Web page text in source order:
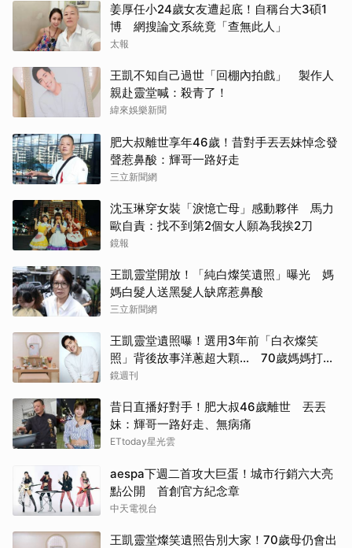
姜厚任小24歲女友遭起底！自稱台大3碩1
博 網搜論文系統竟「查無此人」
太報
王凱不知自己過世「回棚內拍戲」 製作人
親赴靈堂喊：殺青了！
緯來娛樂新聞
肥大叔離世享年46歲！昔對手丟丟妹悼念發
聲惹鼻酸：輝哥一路好走
三立新聞網
沈玉琳穿女裝「淚憶亡母」感動夥伴 馬力
歐自責：找不到第2個女人願為我挨2刀
鏡報
王凱靈堂開放！「純白燦笑遺照」曝光 媽
媽白髮人送黑髮人缺席惹鼻酸
三立新聞網
王凱靈堂遺照曝！選用3年前「白衣燦笑
照」背後故事洋蔥超大顆... 70歲媽媽打破
禁忌送愛子
鏡週刊
昔日直播好對手！肥大叔46歲離世 丟丟
妹：輝哥一路好走、無病痛
ETtoday星光雲
aespa下週二首攻大巨蛋！城市行銷六大亮
點公開 首創官方紀念章
中天電視台
王凱靈堂燦笑遺照告別大家！70歲母仍會出